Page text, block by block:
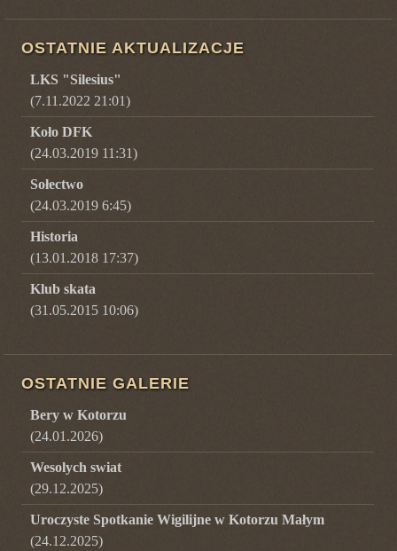
OSTATNIE AKTUALIZACJE
LKS "Silesius"
(7.11.2022 21:01)
Koło DFK
(24.03.2019 11:31)
Sołectwo
(24.03.2019 6:45)
Historia
(13.01.2018 17:37)
Klub skata
(31.05.2015 10:06)
OSTATNIE GALERIE
Bery w Kotorzu
(24.01.2026)
Wesolych swiat
(29.12.2025)
Uroczyste Spotkanie Wigilijne w Kotorzu Małym
(24.12.2025)